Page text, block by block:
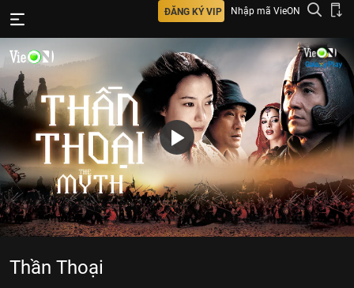
ĐĂNG KÝ VIP Nhập mã VieON
Thần Thoại